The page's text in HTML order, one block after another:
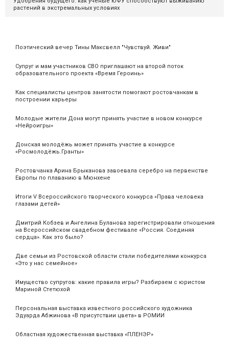
Поэтический вечер Тины Максвелл "Чувствуй. Живи"
Супруг и мам участников СВО приглашают на второй поток
образовательного проекта «Время Героинь»
Как специалисты центров занятости помогают ростовчанкам в
построении карьеры
Молодые жители Дона могут принять участие в новом конкурсе
«Нейроигры»
Донская молодёжь может принять участие в конкурсе
«Росмолодёжь.Гранты»
Ростовчанка Арина Брыканова завоевала серебро на первенстве
Европы по плаванию в Мюнхене
Итоги V Всероссийского творческого конкурса «Права человека
глазами детей»
Дмитрий Кобзев и Ангелина Буланова зарегистрировали отношения
на Всероссийском свадебном фестивале «Россия. Соединяя
сердца». Как это было?
Две семьи из Ростовской области стали победителями конкурса
«Это у нас семейное»
Имущество супругов: какие правила игры? Разбираем с юристом
Мариной Стетюхой
Персональная выставка известного российского художника
Эдуарда Абжинова «В присутствии цвета» в РОМИИ
Областная художественная выставка «ПЛЕНЭР»
растений в экстремальных условиях